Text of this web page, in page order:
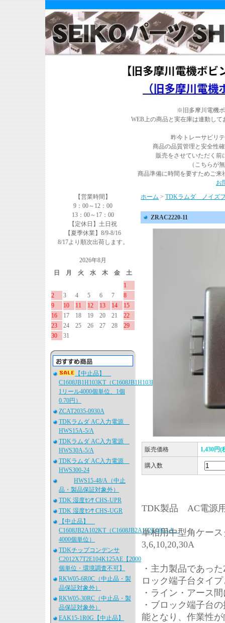
※旧多摩川電機
WEB上の商品と実在庫は連動し
昨今トレーサビリ
商品の品質管理と安全性
販売をさせていただく前
（こちらが
商品準備に時間を要すためご来
お
【営業時間】
9：00～12：00
13：00～17：00
【定休日】土日祝
【夏季休業】8/9-8/16
8/17より順次出荷します。
2026年8月
日
月 火 水 木 金
土
1
2
3 4 5 6 7
8
9
10 11 12 13 14
15
16
17 18 19 20 21
22
23
24 25 26 27 28
29
30
31
【中止品】
C1608JB1H103KT（C1608JB1H103K080AA、
1リール4000個単位、1個
0.70円）
ZCAT2035-0930A
TDKラムダ AC入力電源
HWS15A-5/A
TDKラムダ AC入力電源
HWS30A-5/A
TDKラムダ AC入力電源
HWS300-24
HWS15-48/A（中止
品・製品保証対象外）
TDK 湿度ｾﾝｻ CHS-UPR
TDK 湿度ｾﾝｻ CHS-UGR
【中止品】
C1608JB2A102KT（C1608JB2A102K080AA、
4000個単位）
TDKチップコンデンサ
C2012X7T2E104K125AE【2000
個単位・環境調査不可】
RKW05-6R0C（中止品・製
品保証対象外）
RKW05-30RC（中止品・製
品保証対象外）
EAK15-1R0G【中止品】
ホーム > TDKラムダ ノイズ
ZRAC2220-11
販売価格 1,430円(
購入数
TDK製品 AC電源
単相用中型角ケー
3,6,10,20,30A
・主力製品であっ
ロック端子台タイ
・ライン・アース
・ブロック端子台
能となり、作業性